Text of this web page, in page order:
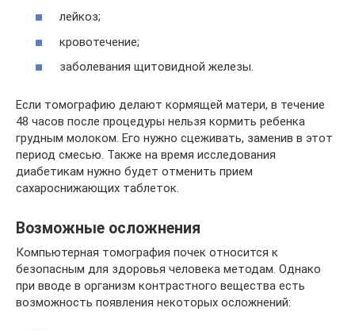
лейкоз;
кровотечение;
заболевания щитовидной железы.
Если томографию делают кормящей матери, в течение
48 часов после процедуры нельзя кормить ребенка
грудным молоком. Его нужно сцеживать, заменив в этот
период смесью. Также на время исследования
диабетикам нужно будет отменить прием
сахароснижающих таблеток.
Возможные осложнения
Компьютерная томография почек относится к
безопасным для здоровья человека методам. Однако
при вводе в организм контрастного вещества есть
возможность появления некоторых осложнений: